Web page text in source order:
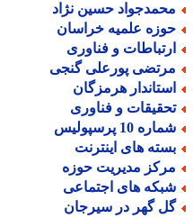
حسین نژاد
علمیه خراسان
و فناوری
پورعلی گنجی
هرمزگان
و فناوری
10 پرسپولیس
های اینترنت
مدیریت حوزه
های اجتماعی
گهر در سیرجان